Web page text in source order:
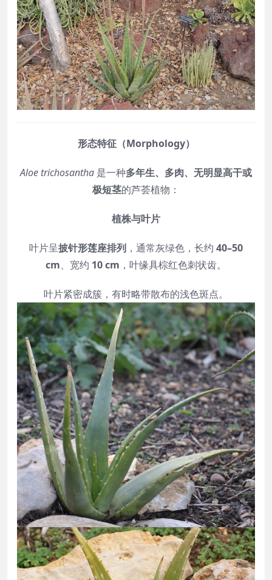
形态特征（Morphology）
Aloe trichosantha 是一种多年生、多肉、无明显高干或
极短茎的芦荟植物：
植株与叶片
叶片呈披针形莲座排列 ，通常灰绿色，长约 40–50
cm、宽约 10 cm ，叶缘具棕红色刺状齿。
叶片紧密成簇，有时略带散布的浅色斑点。